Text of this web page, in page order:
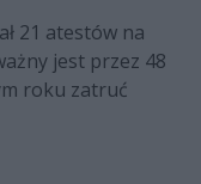
21 atestów na
jest przez 48
roku zatruć